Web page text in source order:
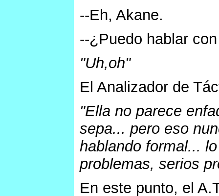
--Eh, Akane.
--¿Puedo hablar
"Uh,oh"
El Analizador de
"Ella no parece
sepa... pero eso
hablando formal...
problemas, serios
En este punto, el